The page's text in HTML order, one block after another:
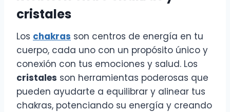
cristales
Los chakras son centros de energía en tu
cuerpo, cada uno con un propósito único y
conexión con tus emociones y salud. Los
cristales son herramientas poderosas que
pueden ayudarte a equilibrar y alinear tus
chakras, potenciando su energía y creando